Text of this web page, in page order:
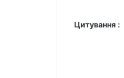
Цитування :